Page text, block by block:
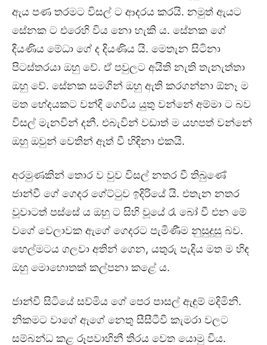
ඇය පණ තරමට විසල් ට ආදරය කරයි. නමුත් ඇයට
සේනක ට එරෙහි විය නො හැකි ය. සේනක ගේ
දියණිය මේධා ගේ ද දියණිය යි. මෙතැන සිටිනා
පිටස්තරයා ඔහු වේ. ඒ පවුලට අයිති නැති තැනැත්තා
ඔහු වේ. සේනක සමගින් ඔහු ඇති කරගන්නා ඕනෑ ම
මත භේදයකට වන්දි ගෙවිය යුතු වන්නේ අම්මා ට බව
විසල් මැනවින් දනී. එබැවින් වඩාත් ම යහපත් වන්නේ
ඔහු ඔවුන් වෙතින් ඈත් වී හිඳිනා එකයි.
අරමුණකින් තොර ව වුව විසල් නතර වී තිබුණේ
ජාන්වී ගේ ගෙදර ගේට්ටුව ඉදිරියේ යි. එතැන නතර
වූවාටත් පස්සේ ය ඔහු ට සිහි වූයේ රෑ බෝ වී එන මේ
වගේ වෙලාවක ඇගේ ගෙදරට පැමිණීම නුසුදුසු බව.
හෙල්මටය ගලවා අතින් ගෙන, යතුරු පැදිය මත ම හිඳ
ඔහු මොහොතක් කල්පනා කළේ ය.
ජාන්වී සිටියේ සව්මිය ගේ පෙර පාසල් ඇඳුම් මදිමිනි.
නිකමට වාගේ ඇගේ නෙතු සීසීටීවී කැමරා වලට
සම්බන්ධ කළ රූපවාහිනී තිරය වෙත යොමු විය.